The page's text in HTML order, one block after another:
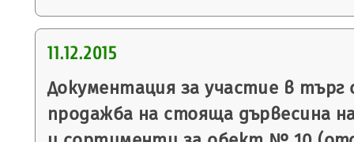
11.12.2015
Документация за участие в търг
продажба на стояща дървесина